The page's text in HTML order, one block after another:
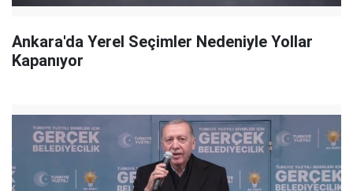
Ankara'da Yerel Seçimler Nedeniyle Yollar
Kapanıyor